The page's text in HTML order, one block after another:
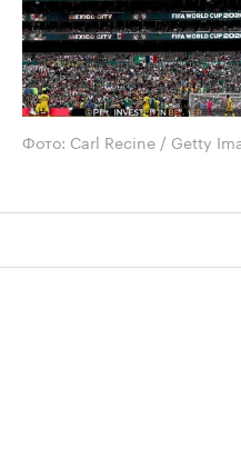
Фото: Carl Recine / Getty